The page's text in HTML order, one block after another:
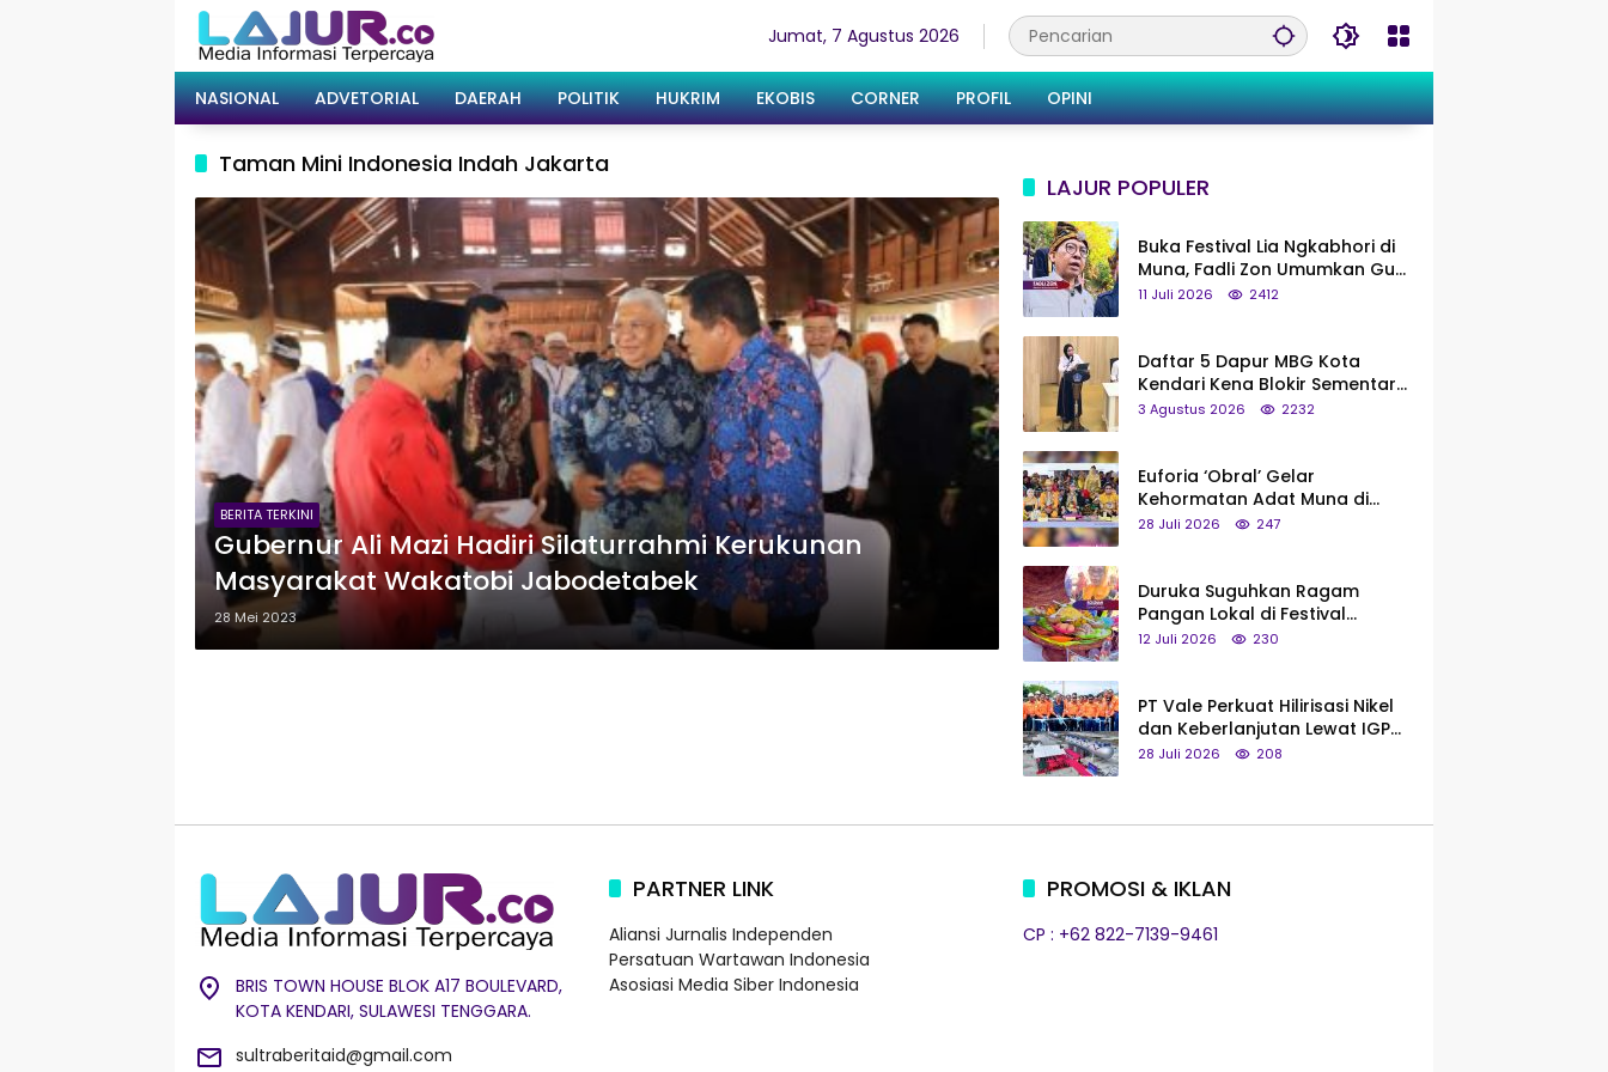
Jumat, 7 Agustus 2026
NASIONAL ADVETORIAL DAERAH POLITIK HUKRIM EKOBIS CORNER PROFIL OPINI
Taman Mini Indonesia Indah Jakarta
BERITA TERKINI
Gubernur Ali Mazi Hadiri Silaturrahmi Kerukunan
Masyarakat Wakatobi Jabodetabek
28 Mei 2023
LAJUR POPULER
Buka Festival Lia Ngkabhori di
Muna, Fadli Zon Umumkan Gua
Metanduno Segera Naik Status
11 Juli 2026 2412
Daftar 5 Dapur MBG Kota
Kendari Kena Blokir Sementara
dari Pusat
3 Agustus 2026 2232
Euforia ‘Obral’ Gelar
Kehormatan Adat Muna di
Silaturahmi KKMM, Ridwan Bae:
28 Juli 2026 247
Duruka Suguhkan Ragam
Pangan Lokal di Festival
Liangkobhori, Dari Umbi Rebus
12 Juli 2026 230
PT Vale Perkuat Hilirisasi Nikel
dan Keberlanjutan Lewat IGP
Morowali
28 Juli 2026 208
BRIS TOWN HOUSE BLOK A17 BOULEVARD,
KOTA KENDARI, SULAWESI TENGGARA.
sultraberitaid@gmail.com
PARTNER LINK
Aliansi Jurnalis Independen
Persatuan Wartawan Indonesia
Asosiasi Media Siber Indonesia
PROMOSI & IKLAN
CP : +62 822-7139-9461